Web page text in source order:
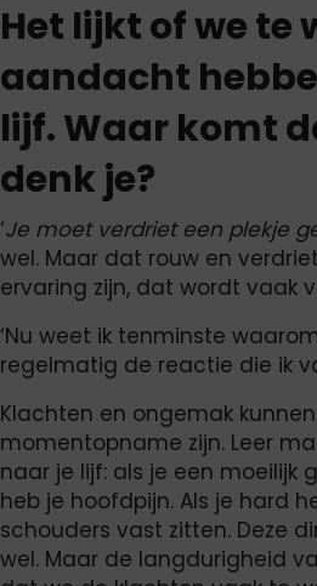
Het lijkt of we te
aandacht
lijf. Waar komt
denk je?
‘Je moet verdriet een plekje
wel. Maar dat rouw en
ervaring zijn, dat wordt vaak
‘Nu weet ik tenminste
regelmatig de reactie die ik
Klachten en ongemak
momentopname zijn. Leer
naar je lijf: als je een moeilijk
heb je hoofdpijn. Als je hard
schouders vast zitten. Deze
wel. Maar de langdurigheid